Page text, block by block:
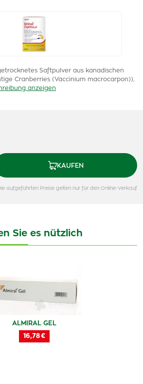
Saftpulver aus kanadischen
Cranberries (Vaccinium macrocarpon)),
anzeigen
KAUFEN
aufgeführten Preise gelten nur für den Online-Verkauf
Sie es nützlich
ALMIRAL GEL
16,78 €